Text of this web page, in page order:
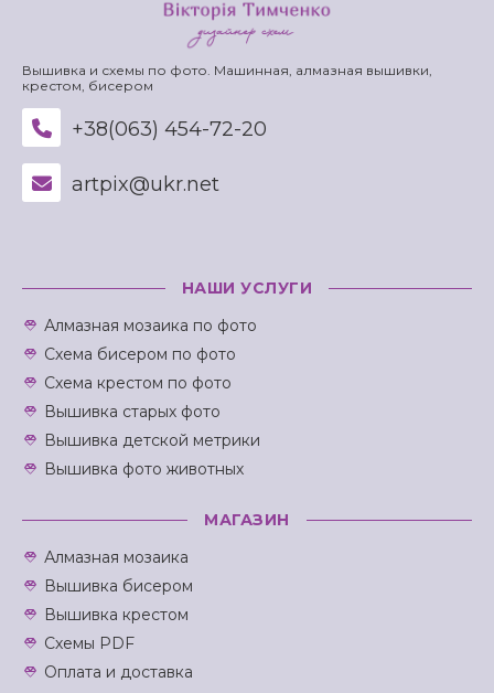
Вышивка и схемы по фото. Машинная, алмазная вышивки,
крестом, бисером
+38(063) 454-72-20
artpix@ukr.net
НАШИ УСЛУГИ
Алмазная мозаика по фото
Схема бисером по фото
Схема крестом по фото
Вышивка старых фото
Вышивка детской метрики
Вышивка фото животных
МАГАЗИН
Алмазная мозаика
Вышивка бисером
Вышивка крестом
Схемы PDF
Оплата и доставка